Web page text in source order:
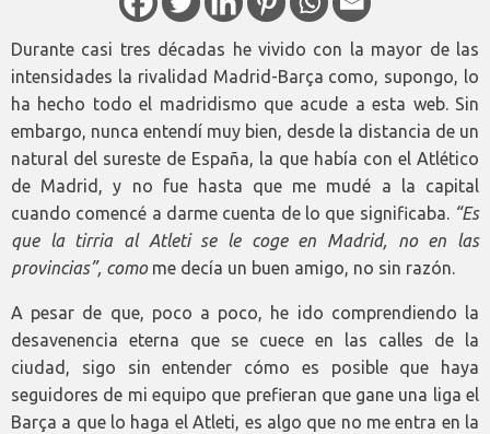
Durante casi tres décadas he vivido con la mayor de las
intensidades la rivalidad Madrid-Barça como, supongo, lo
ha hecho todo el madridismo que acude a esta web. Sin
embargo, nunca entendí muy bien, desde la distancia de un
natural del sureste de España, la que había con el Atlético
de Madrid, y no fue hasta que me mudé a la capital
cuando comencé a darme cuenta de lo que significaba. “Es
que la tirria al Atleti se le coge en Madrid, no en las
provincias”, comome decía un buen amigo, no sin razón.
A pesar de que, poco a poco, he ido comprendiendo la
desavenencia eterna que se cuece en las calles de la
ciudad, sigo sin entender cómo es posible que haya
seguidores de mi equipo que prefieran que gane una liga el
Barça a que lo haga el Atleti, es algo que no me entra en la